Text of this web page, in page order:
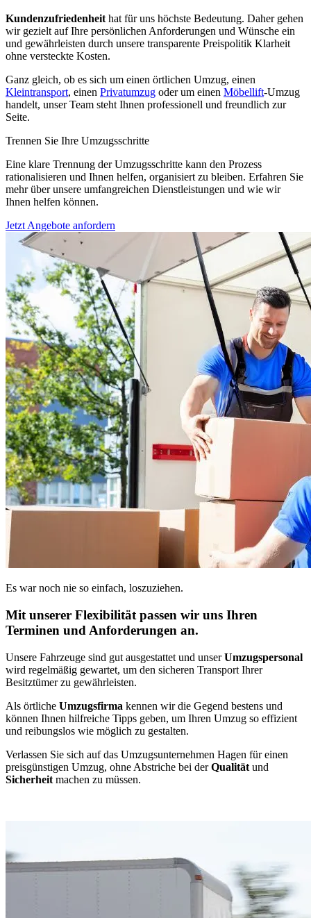
Kundenzufriedenheit hat für uns höchste Bedeutung. Daher gehen
wir gezielt auf Ihre persönlichen Anforderungen und Wünsche ein
und gewährleisten durch unsere transparente Preispolitik Klarheit
ohne versteckte Kosten.
Ganz gleich, ob es sich um einen örtlichen Umzug, einen
Kleintransport, einen Privatumzug oder um einen Möbellift-Umzug
handelt, unser Team steht Ihnen professionell und freundlich zur
Seite.
Trennen Sie Ihre Umzugsschritte
Eine klare Trennung der Umzugsschritte kann den Prozess
rationalisieren und Ihnen helfen, organisiert zu bleiben. Erfahren Sie
mehr über unsere umfangreichen Dienstleistungen und wie wir
Ihnen helfen können.
Jetzt Angebote anfordern
Es war noch nie so einfach, loszuziehen.
Mit unserer Flexibilität passen wir uns Ihren
Terminen und Anforderungen an.
Unsere Fahrzeuge sind gut ausgestattet und unserUmzugspersonal
wird regelmäßig gewartet, um den sicheren Transport Ihrer
Besitztümer zu gewährleisten.
Als örtliche Umzugsfirma kennen wir die Gegend bestens und
können Ihnen hilfreiche Tipps geben, um Ihren Umzug so effizient
und reibungslos wie möglich zu gestalten.
Verlassen Sie sich auf das Umzugsunternehmen Hagen für einen
preisgünstigen Umzug, ohne Abstriche bei derQualität und
Sicherheit machen zu müssen.